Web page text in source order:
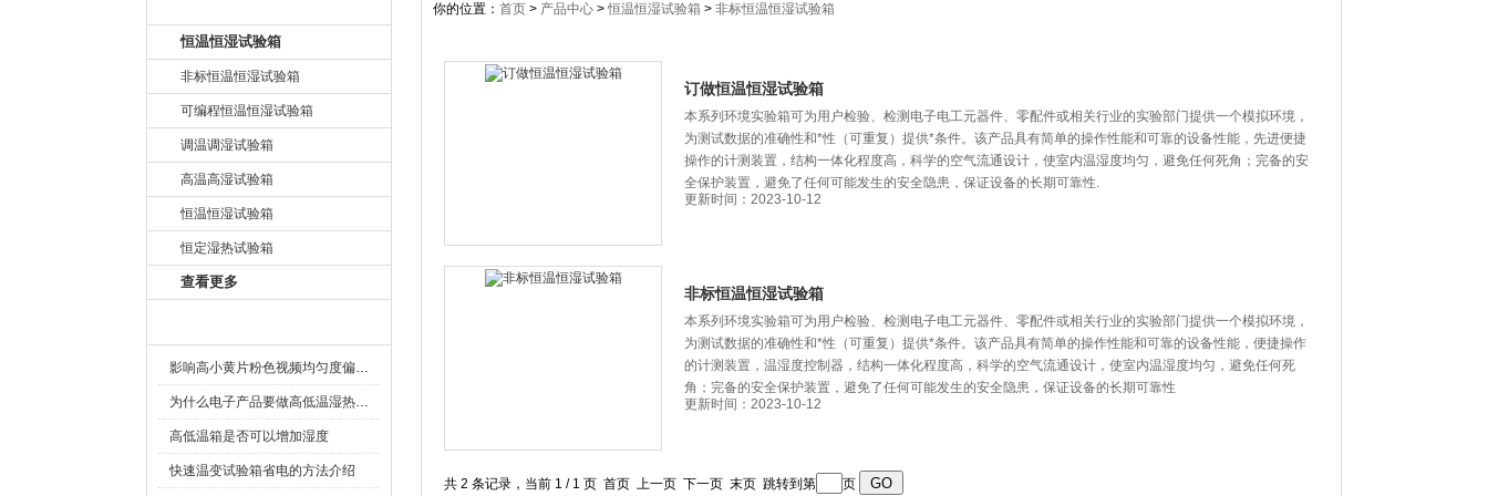
恒温恒湿试验箱
非标恒温恒湿试验箱
可编程恒温恒湿试验箱
调温调湿试验箱
高温高湿试验箱
恒温恒湿试验箱
恒定湿热试验箱
查看更多
影响高小黄片粉色视频均匀度偏差原因
为什么电子产品要做高低温湿热老化测试试验
高低温箱是否可以增加湿度
快速温变试验箱省电的方法介绍
你的位置： 首页 > 产品中心 >恒温恒湿试验箱 > 非标恒温恒湿试验箱
订做恒温恒湿试验箱
本系列环境实验箱可为用户检验、检测电子电工元器件、零配件或相关行业的实验部门提供一个模拟环境，
为测试数据的准确性和*性（可重复）提供*条件。该产品具有简单的操作性能和可靠的设备性能，先进便捷
操作的计测装置，结构一体化程度高，科学的空气流通设计，使室内温湿度均匀，避免任何死角；完备的安
全保护装置，避免了任何可能发生的安全隐患，保证设备的长期可靠性.
更新时间：2023-10-12
非标恒温恒湿试验箱
本系列环境实验箱可为用户检验、检测电子电工元器件、零配件或相关行业的实验部门提供一个模拟环境，
为测试数据的准确性和*性（可重复）提供*条件。该产品具有简单的操作性能和可靠的设备性能，便捷操作
的计测装置，温湿度控制器，结构一体化程度高，科学的空气流通设计，使室内温湿度均匀，避免任何死
角；完备的安全保护装置，避免了任何可能发生的安全隐患，保证设备的长期可靠性
更新时间：2023-10-12
共 2 条记录，当前 1 / 1 页 首页 上一页 下一页 末页 跳转到第 页